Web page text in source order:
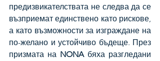
предизвикателствата не следва да се
възприемат единствено като рискове,
а като възможности за изграждане на
по-желано и устойчиво бъдеще. През
призмата на NONA бяха разгледани